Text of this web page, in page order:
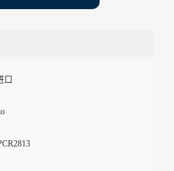
口